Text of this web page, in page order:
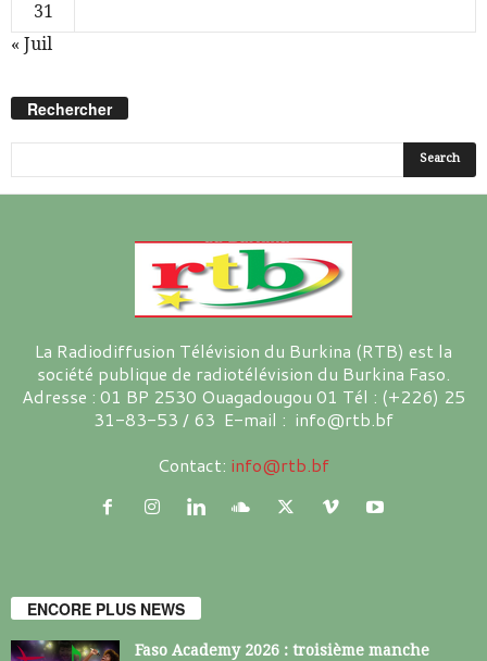
31
« Juil
Rechercher
La Radiodiffusion Télévision du Burkina (RTB) est la
société publique de radiotélévision du Burkina Faso.
Adresse : 01 BP 2530 Ouagadougou 01 Tél : (+226) 25
31-83-53 / 63 E-mail : info@rtb.bf
Contact: info@rtb.bf
ENCORE PLUS NEWS
Faso Academy 2026 : troisième manche